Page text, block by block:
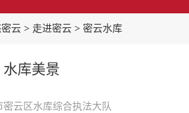
云> 走进密云> 密云水库
水库美景
密云区水库综合执法大队